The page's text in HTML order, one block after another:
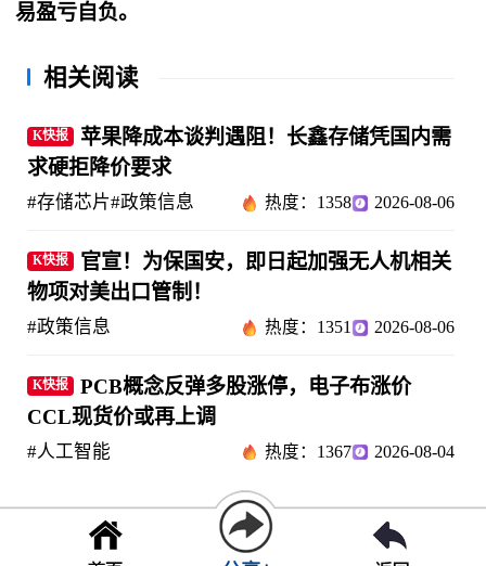
易盈亏自负。
相关阅读
K快报
苹果降成本谈判遇阻！长鑫存储凭国内需
求硬拒降价要求
#存储芯片#政策信息 热度：1358 2026-08-06
K快报
官宣！为保国安，即日起加强无人机相关
物项对美出口管制！
#政策信息 热度：1351 2026-08-06
K快报
PCB概念反弹多股涨停，电子布涨价
CCL现货价或再上调
#人工智能 热度：1367 2026-08-04